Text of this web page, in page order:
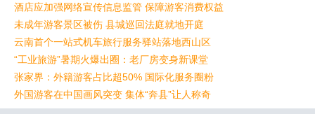
酒店应加强网络宣传信息监管 保障游客消费权益
未成年游客景区被伤 县城巡回法庭就地开庭
云南首个一站式机车旅行服务驿站落地西山区
“工业旅游”暑期火爆出圈：老厂房变身新课堂
张家界：外籍游客占比超50% 国际化服务圈粉
外国游客在中国画风突变 集体“奔县”让人称奇